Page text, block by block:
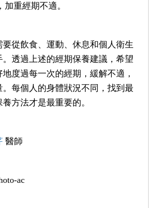
加重經期不適。
從飲食、運動、休息和個人衛生
。透過上述的經期保養建議，希望
度過每一次的經期，緩解不適，
。每個人的身體狀況不同，找到最
方法才是最重要的。
醫師
ac